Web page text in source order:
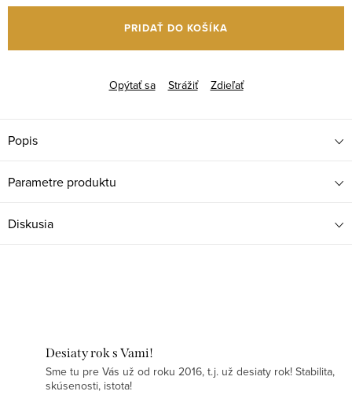
cena:
PRIDAŤ DO KOŠÍKA
Opýtať sa Strážiť Zdieľať
Popis
Parametre produktu
Diskusia
Desiaty rok s Vami!
Sme tu pre Vás už od roku 2016, t.j. už desiaty rok! Stabilita,
skúsenosti, istota!